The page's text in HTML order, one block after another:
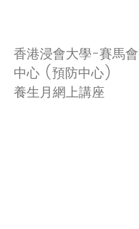
香港浸會大學-賽馬
中心 (預防中心)
養生月網上講座